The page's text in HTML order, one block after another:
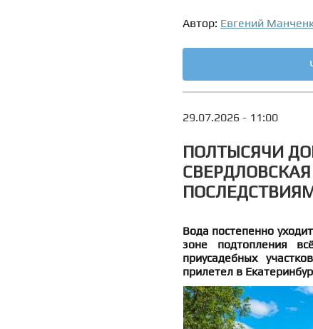
Автор: Евгений
29.07.2026 - 11:00
ПОЛТЫСЯЧИ
Вода постепенно
зоне подтопления
приусадебных
прилетел в